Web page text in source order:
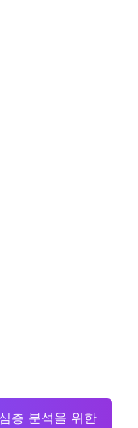
층 분석을 위한